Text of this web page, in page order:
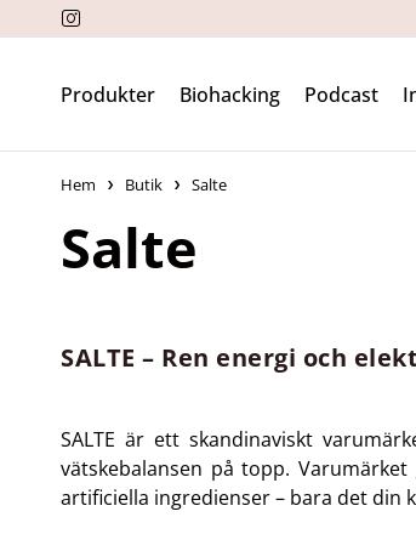
Produkter Biohacking Podcast
Hem Butik Salte
Salte
SALTE – Ren energi och
SALTE är ett skandinaviskt
vätskebalansen på topp.
artificiella ingredienser – bara det din